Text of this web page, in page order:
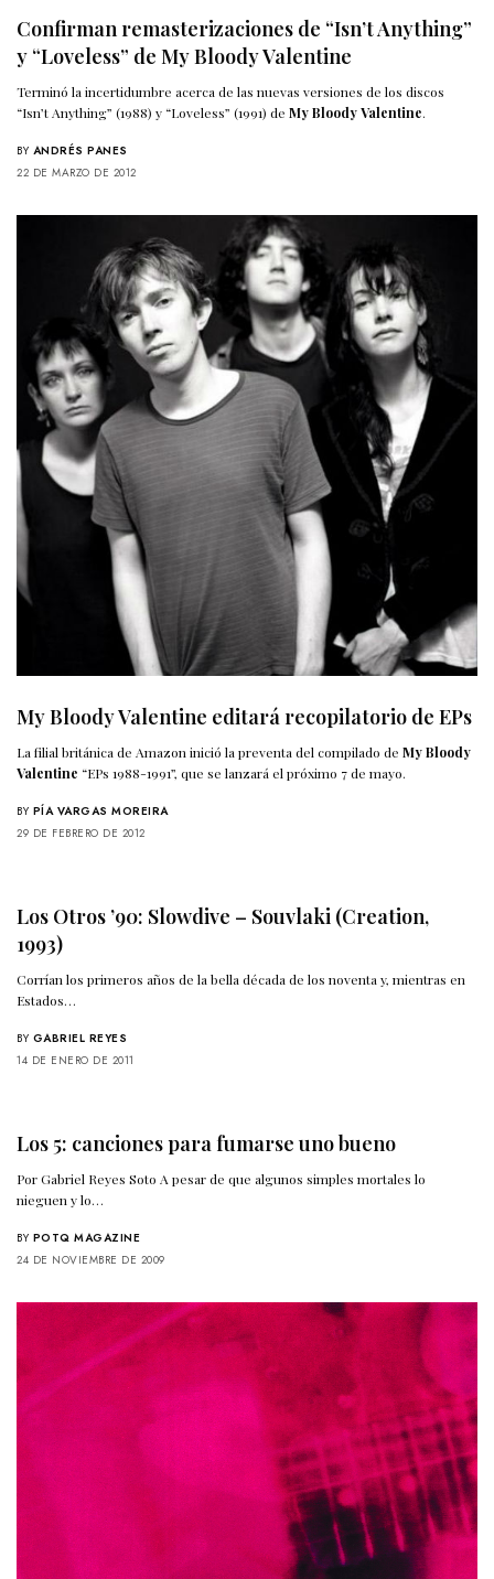
Confirman remasterizaciones de “Isn’t Anything”
y “Loveless” de My Bloody Valentine
Terminó la incertidumbre acerca de las nuevas versiones de los discos
“Isn’t Anything” (1988) y “Loveless” (1991) deMy Bloody Valentine.
BY ANDRÉS PANES
22 DE MARZO DE 2012
My Bloody Valentine editará recopilatorio de EPs
La filial británica de Amazon inició la preventa del compilado deMy Bloody
Valentine “EPs 1988-1991”, que se lanzará el próximo 7 de mayo.
BY PÍA VARGAS MOREIRA
29 DE FEBRERO DE 2012
Los Otros ’90: Slowdive – Souvlaki (Creation,
1993)
Corrían los primeros años de la bella década de los noventa y, mientras en
Estados…
BY GABRIEL REYES
14 DE ENERO DE 2011
Los 5: canciones para fumarse uno bueno
Por Gabriel Reyes Soto A pesar de que algunos simples mortales lo
nieguen y lo…
BY POTQ MAGAZINE
24 DE NOVIEMBRE DE 2009